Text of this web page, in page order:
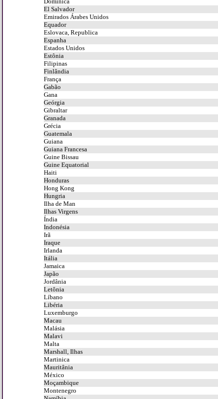
El Salvador
Emirados Árabes Unidos
Equador
Eslovaca, Republica
Espanha
Estados Unidos
Estônia
Filipinas
Finlândia
França
Gabão
Gana
Geórgia
Gibraltar
Granada
Grécia
Guatemala
Guiana
Guiana Francesa
Guine Bissau
Guine Equatorial
Haiti
Honduras
Hong Kong
Hungria
Ilha de Man
Ilhas Virgens
Índia
Indonésia
Irã
Iraque
Irlanda
Itália
Jamaica
Japão
Jordânia
Letônia
Líbano
Libéria
Luxemburgo
Macau
Malásia
Malavi
Malta
Marshall, Ilhas
Martinica
Mauritânia
México
Moçambique
Montenegro